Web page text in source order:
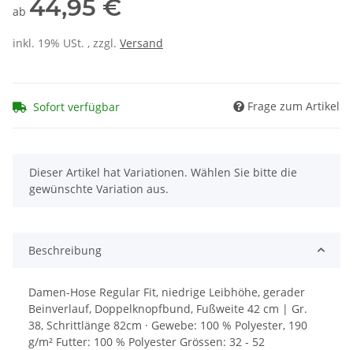
ab 44,95 €
inkl. 19% USt. , zzgl. Versand
Sofort verfügbar Frage zum Artikel
x
Dieser Artikel hat Variationen. Wählen Sie bitte die
gewünschte Variation aus.
Beschreibung
Damen-Hose Regular Fit, niedrige Leibhöhe, gerader
Beinverlauf, Doppelknopfbund, Fußweite 42 cm | Gr.
38, Schrittlänge 82cm · Gewebe: 100 % Polyester, 190
g/m² Futter: 100 % Polyester Grössen: 32 - 52